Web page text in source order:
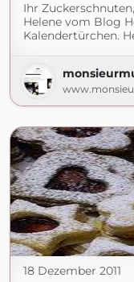
Ihr
Helene vom Blog
Kalendertürchen.
18 Dezember 2011